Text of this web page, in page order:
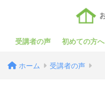
受講者の声 初めての方へ
ホーム 受講者の声